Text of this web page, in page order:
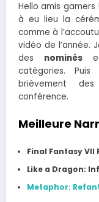
Hello amis
à eu lieu la
comme à
vidéo de l’année.
des nominés
catégories.
brièvement
conférence.
Meilleure
Final Fantasy VII
Like a Dragon:
Metaphor: